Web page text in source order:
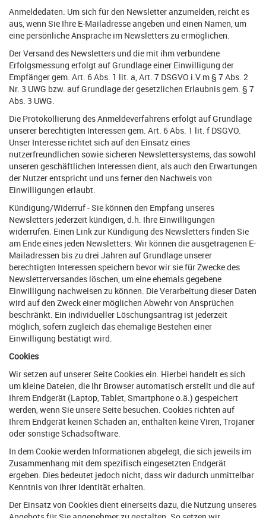
Anmeldedaten: Um sich für den Newsletter anzumelden, reicht es
aus, wenn Sie Ihre E-Mailadresse angeben und einen Namen, um
eine persönliche Ansprache im Newsletters zu ermöglichen.
Der Versand des Newsletters und die mit ihm verbundene
Erfolgsmessung erfolgt auf Grundlage einer Einwilligung der
Empfänger gem. Art. 6 Abs. 1 lit. a, Art. 7 DSGVO i.V.m § 7 Abs. 2
Nr. 3 UWG bzw. auf Grundlage der gesetzlichen Erlaubnis gem. § 7
Abs. 3 UWG.
Die Protokollierung des Anmeldeverfahrens erfolgt auf Grundlage
unserer berechtigten Interessen gem. Art. 6 Abs. 1 lit. f DSGVO.
Unser Interesse richtet sich auf den Einsatz eines
nutzerfreundlichen sowie sicheren Newslettersystems, das sowohl
unseren geschäftlichen Interessen dient, als auch den Erwartungen
der Nutzer entspricht und uns ferner den Nachweis von
Einwilligungen erlaubt.
Kündigung/Widerruf - Sie können den Empfang unseres
Newsletters jederzeit kündigen, d.h. Ihre Einwilligungen
widerrufen. Einen Link zur Kündigung des Newsletters finden Sie
am Ende eines jeden Newsletters. Wir können die ausgetragenen E-
Mailadressen bis zu drei Jahren auf Grundlage unserer
berechtigten Interessen speichern bevor wir sie für Zwecke des
Newsletterversandes löschen, um eine ehemals gegebene
Einwilligung nachweisen zu können. Die Verarbeitung dieser Daten
wird auf den Zweck einer möglichen Abwehr von Ansprüchen
beschränkt. Ein individueller Löschungsantrag ist jederzeit
möglich, sofern zugleich das ehemalige Bestehen einer
Einwilligung bestätigt wird.
Cookies
Wir setzen auf unserer Seite Cookies ein. Hierbei handelt es sich
um kleine Dateien, die Ihr Browser automatisch erstellt und die auf
Ihrem Endgerät (Laptop, Tablet, Smartphone o.ä.) gespeichert
werden, wenn Sie unsere Seite besuchen. Cookies richten auf
Ihrem Endgerät keinen Schaden an, enthalten keine Viren, Trojaner
oder sonstige Schadsoftware.
In dem Cookie werden Informationen abgelegt, die sich jeweils im
Zusammenhang mit dem spezifisch eingesetzten Endgerät
ergeben. Dies bedeutet jedoch nicht, dass wir dadurch unmittelbar
Kenntnis von Ihrer Identität erhalten.
Der Einsatz von Cookies dient einerseits dazu, die Nutzung unseres